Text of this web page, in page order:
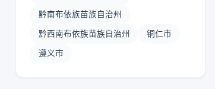
黔南布依族苗族自治州
黔西南布依族苗族自治州 铜仁市
遵义市